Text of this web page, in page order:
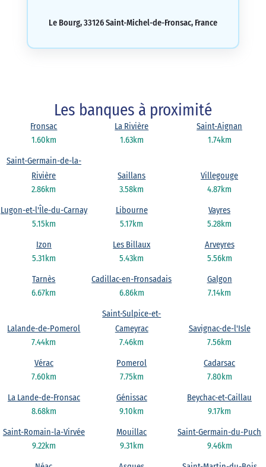
Le Bourg, 33126 Saint-Michel-de-Fronsac, France
Les banques à proximité
1.60km
Fronsac
1.63km
La Rivière
1.74km
Saint-Aignan
2.86km
Saint-Germain-de-la-
Rivière
3.58km
Saillans
4.87km
Villegouge
5.15km
Lugon-et-l'Île-du-Carnay
5.17km
Libourne
5.28km
Vayres
5.31km
Izon
5.43km
Les Billaux
5.56km
Arveyres
6.67km
Tarnès
6.86km
Cadillac-en-Fronsadais
7.14km
Galgon
7.44km
Lalande-de-Pomerol
7.46km
Saint-Sulpice-et-
Cameyrac
7.56km
Savignac-de-l'Isle
7.60km
Vérac
7.75km
Pomerol
7.80km
Cadarsac
8.68km
La Lande-de-Fronsac
9.10km
Génissac
9.17km
Beychac-et-Caillau
9.22km
Saint-Romain-la-Virvée
9.31km
Mouillac
9.46km
Saint-Germain-du-Puch